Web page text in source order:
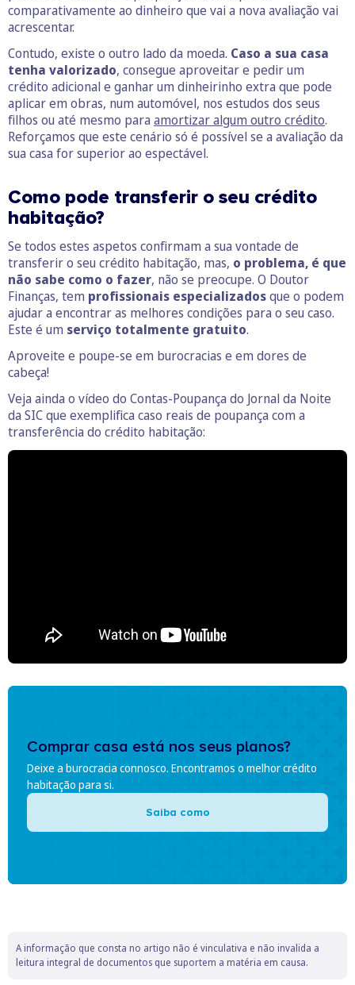
comparativamente ao dinheiro que vai a nova avaliação vai
acrescentar.
Contudo, existe o outro lado da moeda. Caso a sua casa
tenha valorizado, consegue aproveitar e pedir um
crédito adicional e ganhar um dinheirinho extra que pode
aplicar em obras, num automóvel, nos estudos dos seus
filhos ou até mesmo para amortizar algum outro crédito.
Reforçamos que este cenário só é possível se a avaliação da
sua casa for superior ao espectável.
Como pode transferir o seu crédito
habitação?
Se todos estes aspetos confirmam a sua vontade de
transferir o seu crédito habitação, mas, o problema, é que
não sabe como o fazer, não se preocupe. O Doutor
Finanças, tem profissionais especializadosque o podem
ajudar a encontrar as melhores condições para o seu caso.
Este é um serviço totalmente gratuito.
Aproveite e poupe-se em burocracias e em dores de
cabeça!
Veja ainda o vídeo do Contas-Poupança do Jornal da Noite
da SIC que exemplifica caso reais de poupança com a
transferência do crédito habitação:
Comprar casa está nos seus planos?
Deixe a burocracia connosco. Encontramos o melhor crédito
habitação para si.
Saiba como
A informação que consta no artigo não é vinculativa e não invalida a
leitura integral de documentos que suportem a matéria em causa.